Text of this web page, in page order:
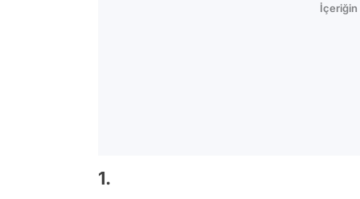
İçeriğin
1.